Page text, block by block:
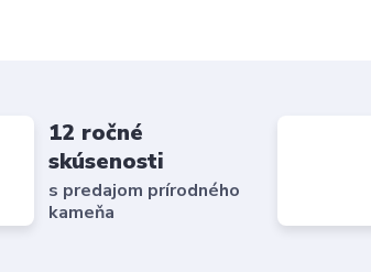
12 ročné
skúsenosti
s predajom prírodného
kameňa